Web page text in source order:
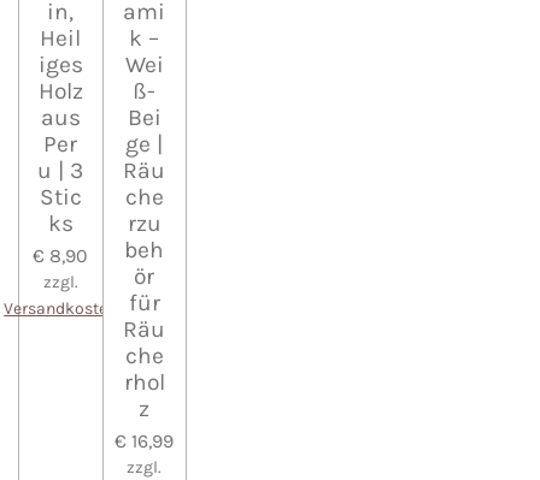
in,
Heil
iges
Holz
aus
Per
u | 3
Stic
ks
€ 8,90
zzgl.
Versandkosten
ami
k –
Wei
ß-
Bei
ge |
Räu
che
rzu
beh
ör
für
Räu
che
rhol
z
€ 16,99
zzgl.